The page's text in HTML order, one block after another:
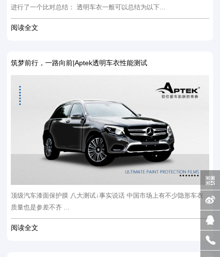
进行了一个比对总结： 透明车衣一般可以总结为以下...
阅读全文
筑梦前行，一路向前|Aptek透明车衣性能测试
顶级汽车漆面保护膜 八大测试↓事实说话 中国市场上有不少隐形车衣
质量也是参差不齐 ...
阅读全文